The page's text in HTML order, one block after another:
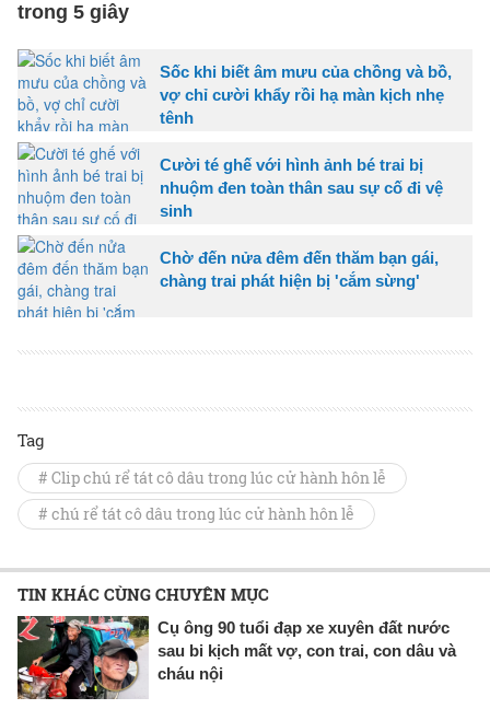
trong 5 giây
Sốc khi biết âm mưu của chồng và bồ,
vợ chỉ cười khẩy rồi hạ màn kịch nhẹ
tênh
Cười té ghế với hình ảnh bé trai bị
nhuộm đen toàn thân sau sự cố đi vệ
sinh
Chờ đến nửa đêm đến thăm bạn gái,
chàng trai phát hiện bị 'cắm sừng'
Tag
# Clip chú rể tát cô dâu trong lúc cử hành hôn lễ
# chú rể tát cô dâu trong lúc cử hành hôn lễ
TIN KHÁC CÙNG CHUYÊN MỤC
Cụ ông 90 tuổi đạp xe xuyên đất nước
sau bi kịch mất vợ, con trai, con dâu và
cháu nội